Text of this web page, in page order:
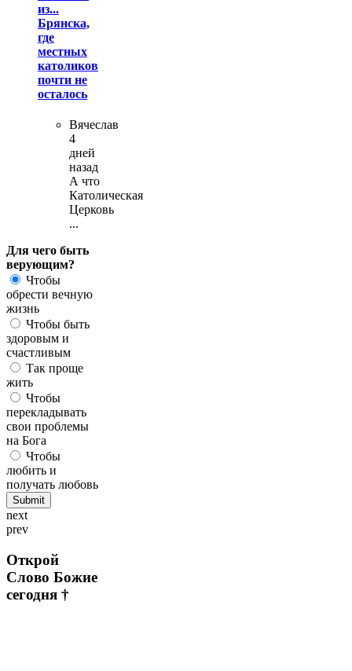
из...
Брянска,
где
местных
католиков
почти не
осталось
Вячеслав
4
дней
назад
А что
Католическая
Церковь
...
Для чего быть
верующим?
Чтобы
обрести вечную
жизнь
Чтобы быть
здоровым и
счастливым
Так проще
жить
Чтобы
перекладывать
свои проблемы
на Бога
Чтобы
любить и
получать любовь
next
prev
Открой
Слово Божие
сегодня †